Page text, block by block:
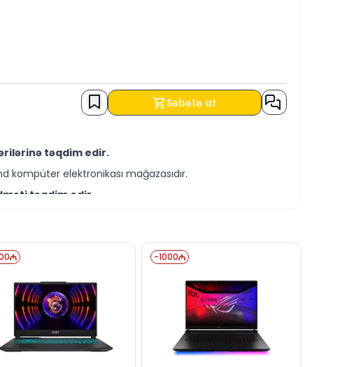
Səbətə at
təqdim edir.
kompüter elektronikası mağazasıdır.
təqdim edir.
həmçinin KREDİT şərtləri ilə əldə edə
vasitəsilə bizə yaza bilərsiniz.
aktivdir.
canlı dəstək xəttində cavablandırmağa hər
-1000